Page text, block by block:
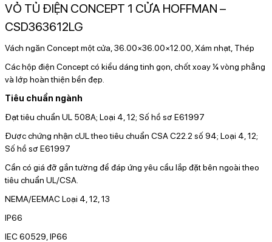
VỎ TỦ ĐIỆN CONCEPT 1 CỬA HOFFMAN –
CSD363612LG
Vách ngăn Concept một cửa, 36.00×36.00×12.00, Xám nhạt, Thép
Các hộp điện Concept có kiểu dáng tinh gọn, chốt xoay ¼ vòng phẳng
và lớp hoàn thiện bền đẹp.
Tiêu chuẩn ngành
Đạt tiêu chuẩn UL 508A; Loại 4, 12; Số hồ sơ E61997
Được chứng nhận cUL theo tiêu chuẩn CSA C22.2 số 94; Loại 4, 12;
Số hồ sơ E61997
Cần có giá đỡ gắn tường để đáp ứng yêu cầu lắp đặt bên ngoài theo
tiêu chuẩn UL/CSA.
NEMA/EEMAC Loại 4, 12, 13
IP66
IEC 60529, IP66